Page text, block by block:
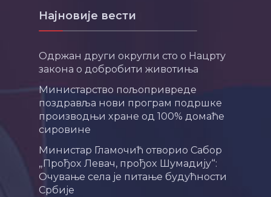
Најновије вести
Одржан други округли сто о Нацрту
закона о добробити животиња
Министарство пољопривреде
поздравља нови програм подршке
производњи хране од 100% домаће
сировине
Министар Гламочић отворио Сабор
„Прођох Левач, прођох Шумадију“:
Очување села је питање будућности
Србије